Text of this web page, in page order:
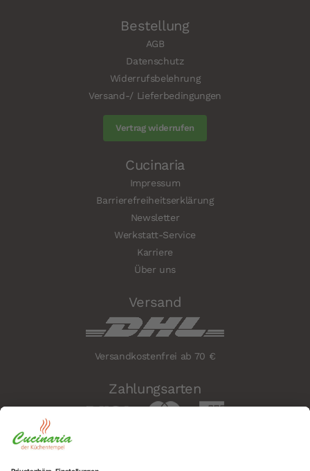
Bestellung
AGB
Datenschutz
Widerrufsbelehrung
Versand-/ Lieferbedingungen
Vertrag widerrufen
Cucinaria
Impressum
Barrierefreiheitserklärung
Newsletter
Werkstatt-Service
Karriere
Über uns
Versand
Versandkostenfrei ab 70 €
Zahlungsarten